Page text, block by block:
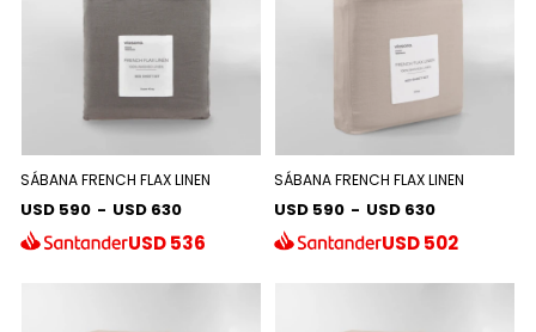
SÁBANA FRENCH FLAX LINEN
USD 590 - USD 630
USD536
SÁBANA FRENCH FLAX LINEN
USD 590 - USD 630
USD502